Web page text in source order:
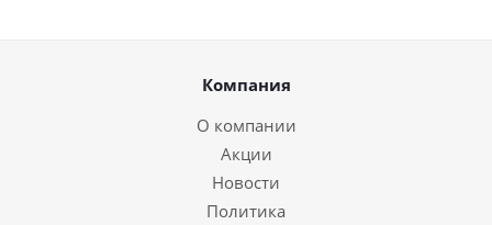
Компания
О компании
Акции
Новости
Политика